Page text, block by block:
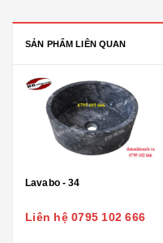
SẢN PHẨM LIÊN QUAN
Lavabo - 34
Liên hệ 0795 102 666